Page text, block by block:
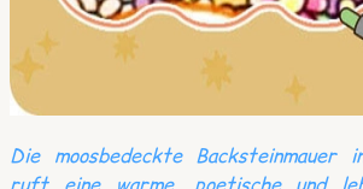
Die moosbedeckte Backsteinmauer